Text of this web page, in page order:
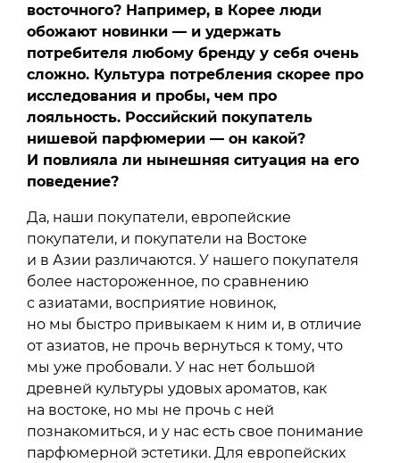
восточного? Например, в Корее люди
обожают новинки — и удержать
потребителя любому бренду у себя очень
сложно. Культура потребления скорее про
исследования и пробы, чем про
лояльность. Российский покупатель
нишевой парфюмерии — он какой?
И повлияла ли нынешняя ситуация на его
поведение?
Да, наши покупатели, европейские
покупатели, и покупатели на Востоке
и в Азии различаются. У нашего покупателя
более настороженное, по сравнению
с азиатами, восприятие новинок,
но мы быстро привыкаем к ним и, в отличие
от азиатов, не прочь вернуться к тому, что
мы уже пробовали. У нас нет большой
древней культуры удовых ароматов, как
на востоке, но мы не прочь с ней
познакомиться, и у нас есть свое понимание
парфюмерной эстетики. Для европейских